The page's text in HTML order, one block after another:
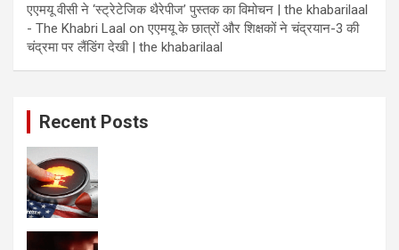
एएमयू वीसी ने ‘स्ट्रेटेजिक थैरेपीज’ पुस्तक का विमोचन | the khabarilaal
- The Khabri Laal onएएमयू के छात्रों और शिक्षकों ने चंद्रयान-3 की
चंद्रमा पर लैंडिंग देखी | the khabarilaal
Recent Posts